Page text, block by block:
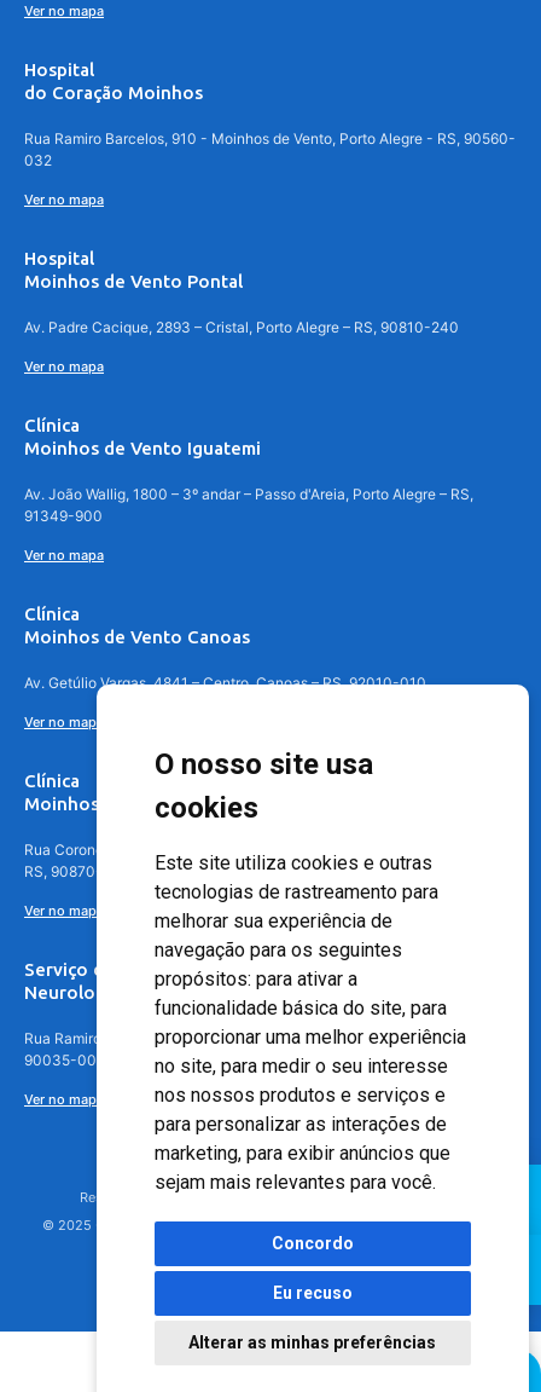
O nosso site usa
cookies
Este site utiliza cookies e outras
tecnologias de rastreamento para
melhorar sua experiência de
navegação para os seguintes
propósitos: para ativar a
funcionalidade básica do site, para
proporcionar uma melhor experiência
no site, para medir o seu interesse
nos nossos produtos e serviços e
para personalizar as interações de
marketing, para exibir anúncios que
sejam mais relevantes para você.
Concordo
Eu recuso
Alterar as minhas preferências
Ver no mapa
Hospital
do Coração Moinhos
Rua Ramiro Barcelos, 910 - Moinhos de Vento, Porto Alegre - RS, 90560-
032
Ver no mapa
Hospital
Moinhos de Vento Pontal
Av. Padre Cacique, 2893 – Cristal, Porto Alegre – RS, 90810-240
Ver no mapa
Clínica
Moinhos de Vento Iguatemi
Av. João Wallig, 1800 – 3º andar – Passo d'Areia, Porto Alegre – RS,
91349-900
Ver no mapa
Clínica
Moinhos de Vento Canoas
Av. Getúlio Vargas, 4841 – Centro, Canoas – RS, 92010-010
Ver no mapa
Clínica
Moinhos de Vento - Teresópolis
Rua Coronel Aparício Borges, 250 - 3º andar - Teresópolis, Porto Alegre -
RS, 90870-016
Ver no mapa
Serviço de
Neurologia
Rua Ramiro Barcelos, 630 – 5º andar – Floresta, Porto Alegre – RS,
90035-001
Ver no mapa
Responsável Técnico: Dr. Luiz Antonio Nasi - CREMERS 11217
© 2025 - Hospital Moinhos de Vento - Registro Empresa (CRM-RS): 425